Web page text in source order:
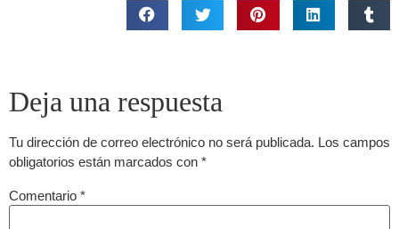
Deja una respuesta
Tu dirección de correo electrónico no será publicada. Los campos
obligatorios están marcados con *
Comentario *